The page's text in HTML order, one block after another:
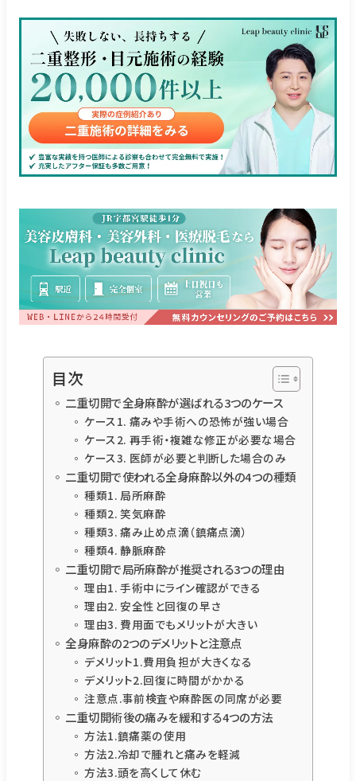
目次
二重切開で全身麻酔が選ばれる3つのケース
ケース1. 痛みや手術への恐怖が強い場合
ケース2. 再手術・複雑な修正が必要な場合
ケース3. 医師が必要と判断した場合のみ
二重切開で使われる全身麻酔以外の4つの種類
種類1. 局所麻酔
種類2. 笑気麻酔
種類3. 痛み止め点滴（鎮痛点滴）
種類4. 静脈麻酔
二重切開で局所麻酔が推奨される3つの理由
理由1. 手術中にライン確認ができる
理由2. 安全性と回復の早さ
理由3. 費用面でもメリットが大きい
全身麻酔の2つのデメリットと注意点
デメリット1.費用負担が大きくなる
デメリット2.回復に時間がかかる
注意点.事前検査や麻酔医の同席が必要
二重切開術後の痛みを緩和する4つの方法
方法1.鎮痛薬の使用
方法2.冷却で腫れと痛みを軽減
方法3.頭を高くして休む